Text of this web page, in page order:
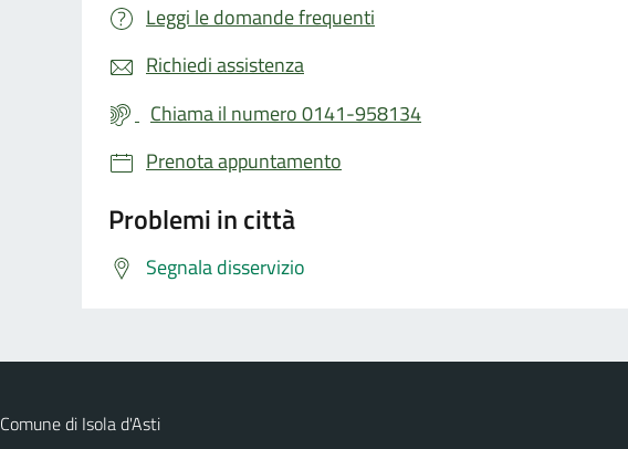
Leggi le domande frequenti
Richiedi assistenza
Chiama il numero 0141-958134
Prenota appuntamento
Problemi in città
Segnala disservizio
Comune di Isola d'Asti